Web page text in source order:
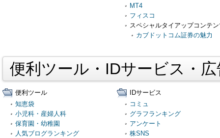
MT4
フィスコ
スペシャルタイアップコンテ
カブドットコム証券の魅力
便利ツール・IDサービス・
便利ツール
知恵袋
小児科・産婦人科
保育園・幼稚園
人気ブログランキング
IDサービス
コミュ
グラフランキング
アンケート
株SNS